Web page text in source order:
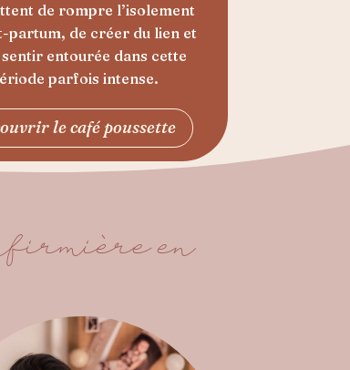
de rompre l’isolement
partum, de créer du lien et
sentir entourée dans cette
parfois intense.
le café poussette
en